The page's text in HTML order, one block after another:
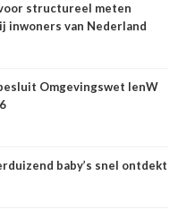
structureel meten
inwoners van Nederland
Omgevingswet IenW
baby’s snel ontdekt